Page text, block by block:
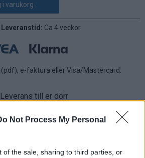
Not Process My Personal
of the sale, sharing to third parties, or
i varukorg
Leveranstid: Ca 4 veckor
e-faktura eller Visa/Mastercard.
Leverans till er dörr